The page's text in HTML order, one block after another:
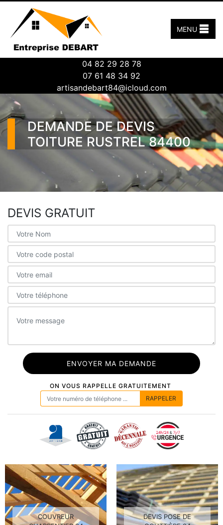
04 82 29 28 78
07 61 48 34 92
artisandebart84@icloud.com
MENU
DEMANDE DE DEVIS
TOITURE RUSTREL 84400
DEVIS GRATUIT
ON VOUS RAPPELLE GRATUITEMENT
COUVREUR
DEVIS POSE DE